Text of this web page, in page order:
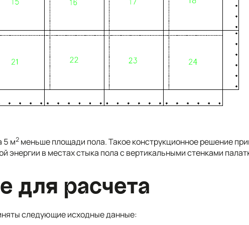
5 м2 меньше площади пола. Такое конструкционное решение
энергии в местах стыка пола с вертикальными стенками
для расчета
следующие исходные данные: